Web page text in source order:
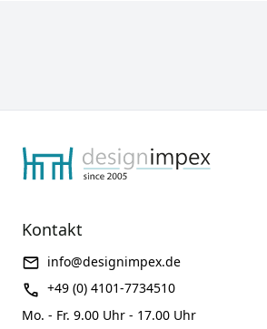
Kontakt
info@designimpex.de
+49 (0) 4101-7734510
Mo. - Fr. 9.00 Uhr - 17.00 Uhr